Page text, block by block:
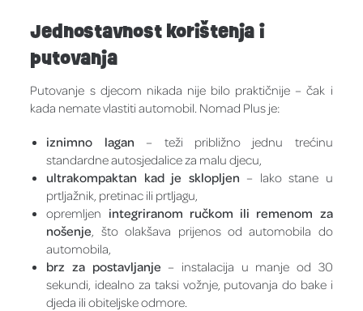
Jednostavnost korištenja i
putovanja
Putovanje s djecom nikada nije bilo praktičnije – čak i
kada nemate vlastiti automobil. Nomad Plus je:
iznimno lagan – teži približno jednu trećinu
standardne autosjedalice za malu djecu,
ultrakompaktan kad je sklopljen – lako stane u
prtljažnik, pretinac ili prtljagu,
opremljen integriranom ručkom ili remenom za
nošenje , što olakšava prijenos od automobila do
automobila,
brz za postavljanje – instalacija u manje od 30
sekundi, idealno za taksi vožnje, putovanja do bake i
djeda ili obiteljske odmore.